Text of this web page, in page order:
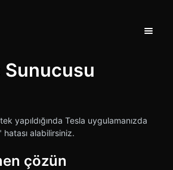
Ana Sayfası
yapıldığında Tesla uygulamanızda
alabilirsiniz.
çözün